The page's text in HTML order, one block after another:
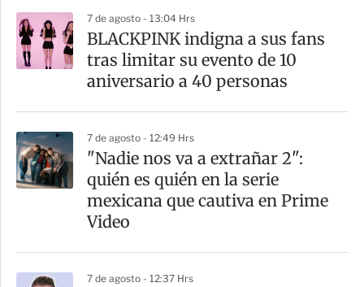
7 de agosto - 13:04 Hrs
BLACKPINK indigna a sus fans
tras limitar su evento de 10
aniversario a 40 personas
7 de agosto - 12:49 Hrs
"Nadie nos va a extrañar 2":
quién es quién en la serie
mexicana que cautiva en Prime
Video
7 de agosto - 12:37 Hrs